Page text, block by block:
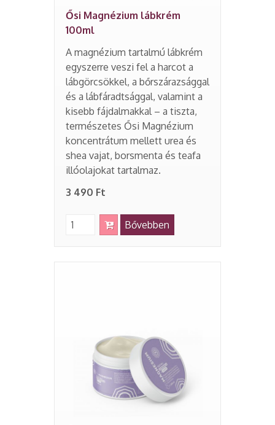
Ősi Magnézium lábkrém
100ml
A magnézium tartalmú lábkrém
egyszerre veszi fel a harcot a
lábgörcsökkel, a bőrszárazsággal
és a lábfáradtsággal, valamint a
kisebb fájdalmakkal – a tiszta,
természetes Ősi Magnézium
koncentrátum mellett urea és
shea vajat, borsmenta és teafa
illóolajokat tartalmaz.
3 490 Ft
Bővebben